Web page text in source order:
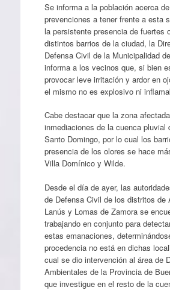
Se informa a la población acerca
prevenciones a tener frente a esta
la persistente presencia de fuertes
distintos barrios de la ciudad, la
Defensa Civil de la Municipalidad
informa a los vecinos que, si bien
provocar leve irritación y ardor en
el mismo no es explosivo ni
Cabe destacar que la zona
inmediaciones de la cuenca pluvial
Santo Domingo, por lo cual los
presencia de los olores se hace
Villa Domínico y Wilde.
Desde el día de ayer, las
de Defensa Civil de los distritos de
Lanús y Lomas de Zamora se
trabajando en conjunto para
estas emanaciones,
procedencia no está en dichas
cual se dio intervención al área de
Ambientales de la Provincia de
que investigue en el resto de la